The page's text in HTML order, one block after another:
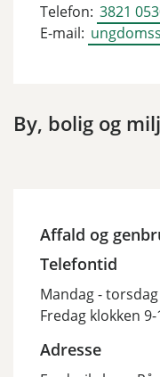
Telefon: 3821
E-mail:
By, bolig og
Affald og
Telefontid
Mandag -
Fredag klokken 9-
Adresse